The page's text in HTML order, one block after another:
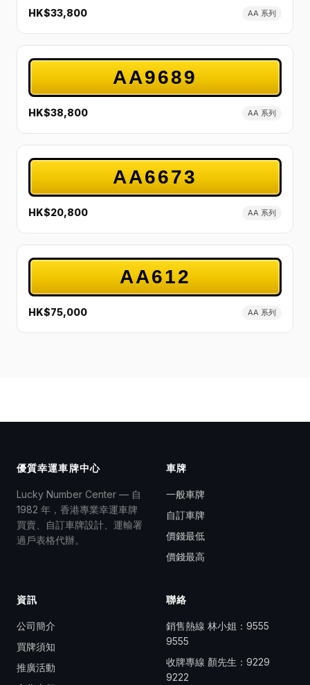
HK$33,800 AA 系列
AA9689
HK$38,800 AA 系列
AA6673
HK$20,800 AA 系列
AA612
HK$75,000 AA 系列
優質幸運車牌中心
Lucky Number Center — 自
1982 年，香港專業幸運車牌
買賣、自訂車牌設計、運輸署
過戶表格代辦。
車牌
一般車牌
自訂車牌
價錢最低
價錢最高
資訊
公司簡介
買牌須知
推廣活動
聯絡
銷售熱線 林小姐： 9555
9555
收牌專線 顏先生： 9229
9222